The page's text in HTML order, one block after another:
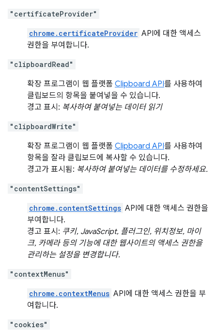
"certificateProvider"
chrome.certificateProvider API에 대한 액세스
권한을 부여합니다.
"clipboardRead"
확장 프로그램이 웹 플랫폼 Clipboard API를 사용하여
클립보드의 항목을 붙여넣을 수 있습니다.
경고 표시: 복사하여 붙여넣는 데이터 읽기
"clipboardWrite"
확장 프로그램이 웹 플랫폼 Clipboard API를 사용하여
항목을 잘라 클립보드에 복사할 수 있습니다.
경고가 표시됨: 복사하여 붙여넣는 데이터를 수정하세요.
"contentSettings"
chrome.contentSettings API에 대한 액세스 권한을
부여합니다.
경고 표시: 쿠키, JavaScript, 플러그인, 위치정보, 마이
크, 카메라 등의 기능에 대한 웹사이트의 액세스 권한을
관리하는 설정을 변경합니다.
"contextMenus"
chrome.contextMenus API에 대한 액세스 권한을 부
여합니다.
"cookies"